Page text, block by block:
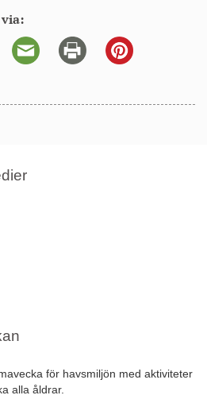
för havsmiljön med aktiviteter
alla åldrar.